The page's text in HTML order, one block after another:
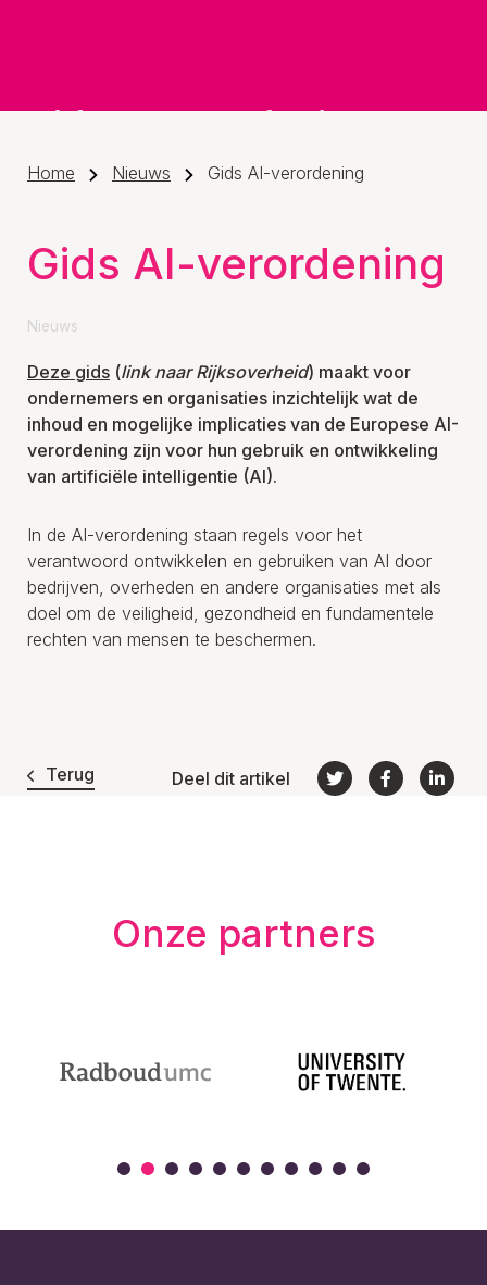
Home Nieuws Gids AI-verordening
Gids AI-verordening
Nieuws
Deze gids (link naar Rijksoverheid) maakt voor
ondernemers en organisaties inzichtelijk wat de
inhoud en mogelijke implicaties van de Europese AI-
verordening zijn voor hun gebruik en ontwikkeling
van artificiële intelligentie (AI).
In de AI-verordening staan regels voor het
verantwoord ontwikkelen en gebruiken van AI door
bedrijven, overheden en andere organisaties met als
doel om de veiligheid, gezondheid en fundamentele
rechten van mensen te beschermen.
Terug Deel dit artikel
Onze partners